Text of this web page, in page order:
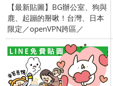
【最新貼圖】BG辦公室、狗與
鹿、起蹦的掰啾！台灣、日本
限定／openVPN跨區／
2016/11/03